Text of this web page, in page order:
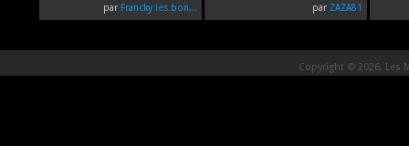
par Francky les bon...
par ZAZA81
Copyright © 2026, Les